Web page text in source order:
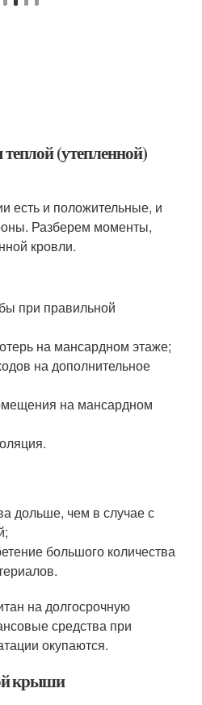
(утепленной)
есть и положительные, и
Разберем моменты,
кровли.
при правильной
на мансардном этаже;
на дополнительное
на мансардном
дольше, чем в случае с
большого количества
на долгосрочную
средства при
окупаются.
крыши